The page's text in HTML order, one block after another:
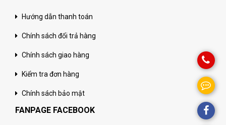
Hướng dẫn thanh toán
Chính sách đổi trả hàng
Chính sách giao hàng
Kiểm tra đơn hàng
Chính sách bảo mật
FANPAGE FACEBOOK